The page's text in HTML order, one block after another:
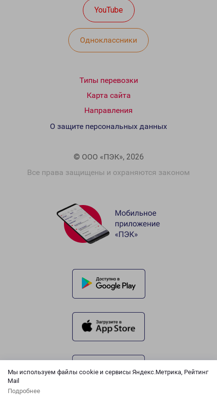
Мы используем файлы cookie и сервисы Яндекс.Метрика, Рейтинг
Mail
Подробнее
YouTube
Одноклассники
Типы перевозки
Карта сайта
Направления
© ООО «ПЭК», 2026
Все права защищены и охраняются законом
О защите персональных данных